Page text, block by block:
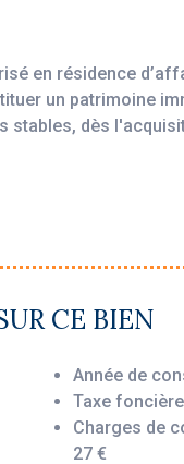
en résidence
un patrimoine
stables, dès
par un
vous assurant le
offre une
CE BIEN
Année de
Taxe
Charges de
27 €